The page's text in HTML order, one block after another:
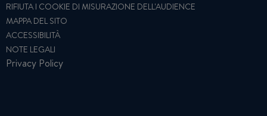
RIFIUTA I COOKIE DI MISURAZIONE DELL'AUDIENCE
MAPPA DEL SITO
ACCESSIBILITÀ
NOTE LEGALI
Privacy Policy